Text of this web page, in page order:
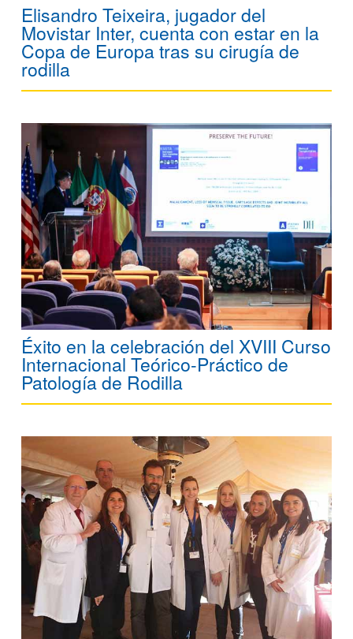
Elisandro Teixeira, jugador del
Movistar Inter, cuenta con estar en la
Copa de Europa tras su cirugía de
rodilla
Éxito en la celebración del XVIII Curso
Internacional Teórico-Práctico de
Patología de Rodilla